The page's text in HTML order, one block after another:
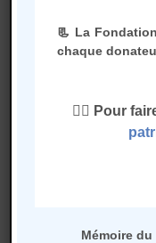
Je suis
Une
📃 La
chaque
👉🏻 Pour
Mémoire